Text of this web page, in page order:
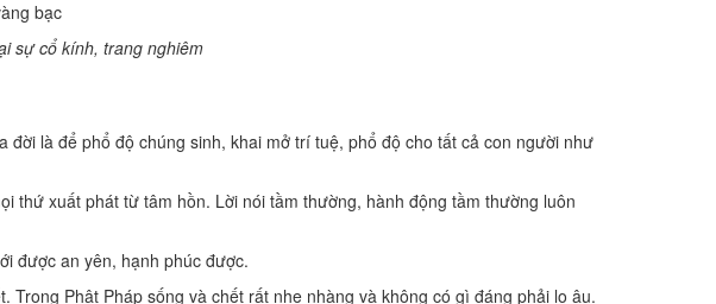
sự cổ kính, trang nghiêm
là để phổ độ chúng sinh, khai mở trí tuệ, phổ độ cho tất cả con người như
thứ xuất phát từ tâm hồn. Lời nói tầm thường, hành động tầm thường luôn
được an yên, hạnh phúc được.
Phật Pháp sống và chết rất nhẹ nhàng và không có gì đáng phải lo âu.